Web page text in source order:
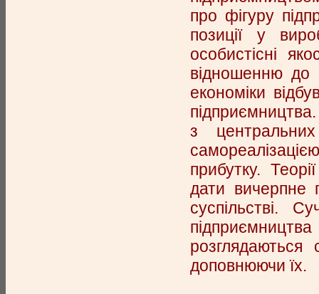
про фігуру
позиції у
особистісні
відношенню до
економіки
з
прибутку.
дати вичерпне
суспільстві.
розглядаються
доповнюючи їх.